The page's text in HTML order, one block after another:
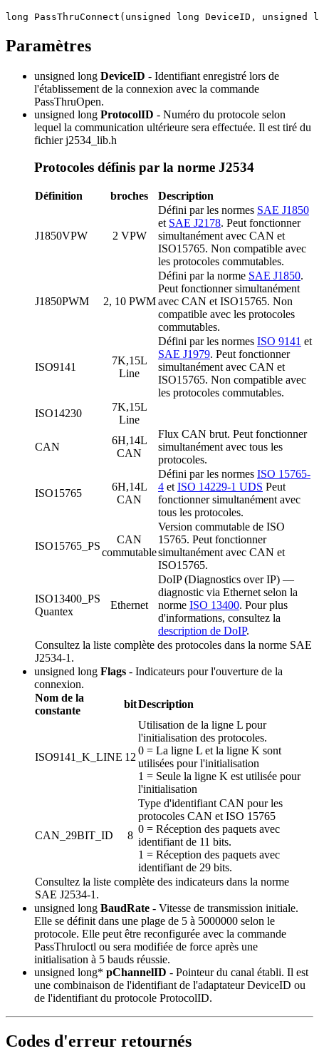
long PassThruConnect(unsigned long DeviceID,
Paramètres
unsigned long DeviceID - Identifiant enregistré lors de
l'établissement de la connexion avec la commande
PassThruOpen.
unsigned long ProtocolID - Numéro du protocole selon
lequel la communication ultérieure sera effectuée. Il est tiré du
fichier j2534_lib.h
Protocoles définis par la norme J2534
Définition broches Description
J1850VPW 2 VPW
Défini par les normes SAE J1850
et SAE J2178. Peut fonctionner
simultanément avec CAN et
ISO15765. Non compatible avec
les protocoles commutables.
J1850PWM 2, 10 PWM
Défini par la norme SAE J1850.
Peut fonctionner simultanément
avec CAN et ISO15765. Non
compatible avec les protocoles
commutables.
ISO9141
7K,15L
Line
Défini par les normes ISO 9141 et
SAE J1979. Peut fonctionner
simultanément avec CAN et
ISO15765. Non compatible avec
les protocoles commutables.
ISO14230
7K,15L
Line
CAN
6H,14L
CAN
Flux CAN brut. Peut fonctionner
simultanément avec tous les
protocoles.
ISO15765
6H,14L
CAN
Défini par les normes ISO 15765-
4 et ISO 14229-1 UDS Peut
fonctionner simultanément avec
tous les protocoles.
ISO15765_PS
CAN
commutable
Version commutable de ISO
15765. Peut fonctionner
simultanément avec CAN et
ISO15765.
ISO13400_PS
Quantex
Ethernet
DoIP (Diagnostics over IP) —
diagnostic via Ethernet selon la
norme ISO 13400. Pour plus
d'informations, consultez la
description de DoIP.
Consultez la liste complète des protocoles dans la norme SAE
J2534-1.
unsigned long Flags - Indicateurs pour l'ouverture de la
connexion.
Nom de la
constante
bitDescription
ISO9141_K_LINE 12
Utilisation de la ligne L pour
l'initialisation des protocoles.
0 = La ligne L et la ligne K sont
utilisées pour l'initialisation
1 = Seule la ligne K est utilisée pour
l'initialisation
CAN_29BIT_ID 8
Type d'identifiant CAN pour les
protocoles CAN et ISO 15765
0 = Réception des paquets avec
identifiant de 11 bits.
1 = Réception des paquets avec
identifiant de 29 bits.
Consultez la liste complète des indicateurs dans la norme
SAE J2534-1.
unsigned long BaudRate - Vitesse de transmission initiale.
Elle se définit dans une plage de 5 à 5000000 selon le
protocole. Elle peut être reconfigurée avec la commande
PassThruIoctl ou sera modifiée de force après une
initialisation à 5 bauds réussie.
unsigned long* pChannelID - Pointeur du canal établi. Il est
une combinaison de l'identifiant de l'adaptateur DeviceID ou
de l'identifiant du protocole ProtocolID.
Codes d'erreur retournés